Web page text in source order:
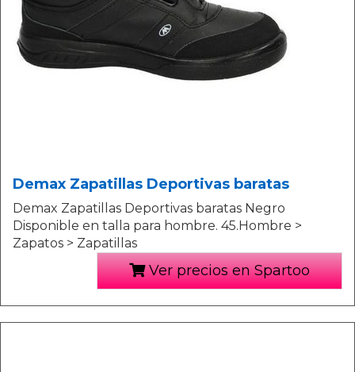
Demax Zapatillas Deportivas baratas
Demax Zapatillas Deportivas baratas Negro
Disponible en talla para hombre. 45.Hombre >
Zapatos > Zapatillas
Ver precios en Spartoo